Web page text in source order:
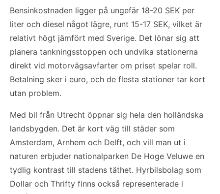
Bensinkostnaden ligger på ungefär 18-20 SEK per
liter och diesel något lägre, runt 15-17 SEK, vilket är
relativt högt jämfört med Sverige. Det lönar sig att
planera tankningsstoppen och undvika stationerna
direkt vid motorvägsavfarter om priset spelar roll.
Betalning sker i euro, och de flesta stationer tar kort
utan problem.
Med bil från Utrecht öppnar sig hela den holländska
landsbygden. Det är kort väg till städer som
Amsterdam, Arnhem och Delft, och vill man ut i
naturen erbjuder nationalparken De Hoge Veluwe en
tydlig kontrast till stadens täthet. Hyrbilsbolag som
Dollar och Thrifty finns också representerade i